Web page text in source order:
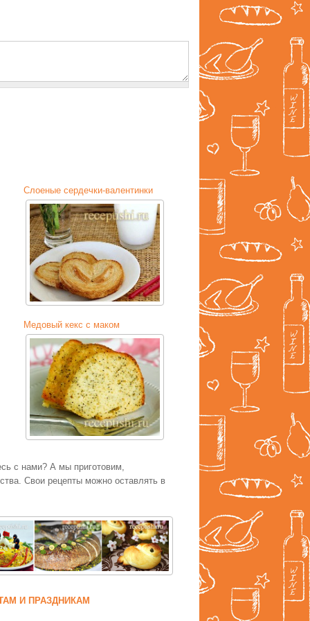
Слоеные сердечки-валентинки
Медовый кекс с маком
с нами? А мы приготовим,
Свои рецепты можно оставлять в
И ПРАЗДНИКАМ